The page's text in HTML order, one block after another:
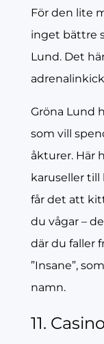
För den lite
inget bättre
Lund. Det
Gröna Lund
som vill
åkturer. Här
karuseller
får det att
du vågar –
där du faller
”Insane”,
namn.
11.